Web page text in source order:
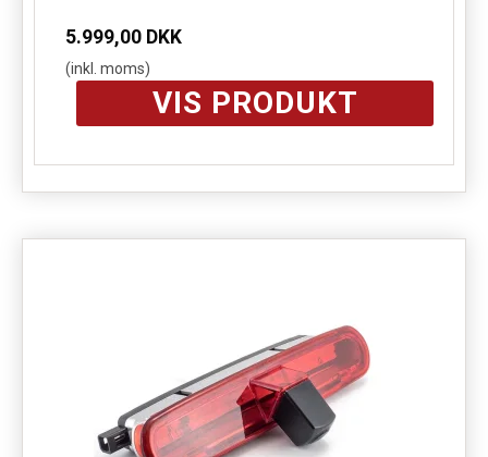
5.999,00 DKK
(inkl. moms)
VIS PRODUKT